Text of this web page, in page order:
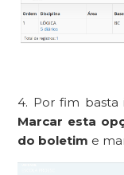
4. Por fim basta
Marcar esta
do boletim e